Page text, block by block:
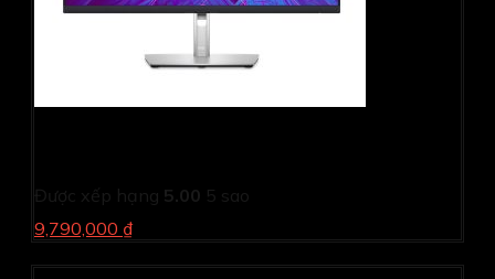
Được xếp hạng 5.00 5 sao
9,790,000 ₫